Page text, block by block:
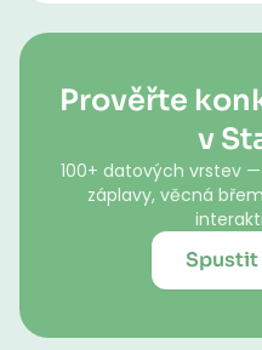
Prověřte
v
100+ datových vrstev
záplavy, věcná
Spustit